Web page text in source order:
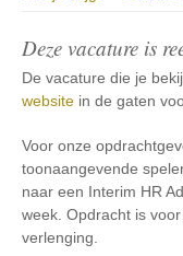
Deze vacature is
De vacature die je
website in de gaten
Voor onze
toonaangevende
naar een Interim HR
week. Opdracht is
verlenging.